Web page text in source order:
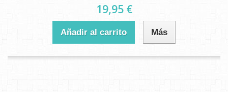
19,95 €
Añadir al carrito Más